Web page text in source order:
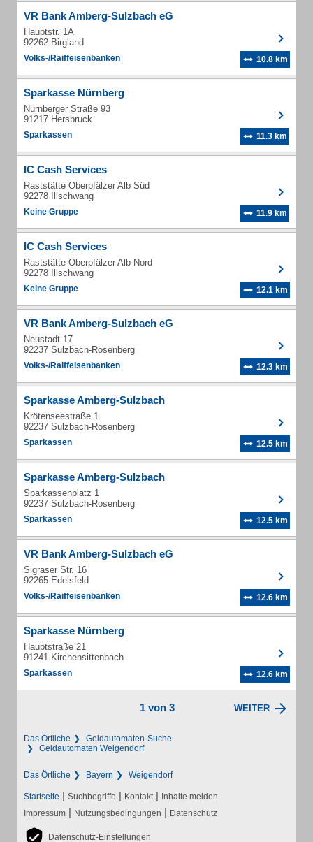
VR Bank Amberg-Sulzbach eG
Hauptstr. 1A
92262 Birgland
Volks-/Raiffeisenbanken 10.8 km
Sparkasse Nürnberg
Nürnberger Straße 93
91217 Hersbruck
Sparkassen 11.3 km
IC Cash Services
Raststätte Oberpfälzer Alb Süd
92278 Illschwang
Keine Gruppe 11.9 km
IC Cash Services
Raststätte Oberpfälzer Alb Nord
92278 Illschwang
Keine Gruppe 12.1 km
VR Bank Amberg-Sulzbach eG
Neustadt 17
92237 Sulzbach-Rosenberg
Volks-/Raiffeisenbanken 12.3 km
Sparkasse Amberg-Sulzbach
Krötenseestraße 1
92237 Sulzbach-Rosenberg
Sparkassen 12.5 km
Sparkasse Amberg-Sulzbach
Sparkassenplatz 1
92237 Sulzbach-Rosenberg
Sparkassen 12.5 km
VR Bank Amberg-Sulzbach eG
Sigraser Str. 16
92265 Edelsfeld
Volks-/Raiffeisenbanken 12.6 km
Sparkasse Nürnberg
Hauptstraße 21
91241 Kirchensittenbach
Sparkassen 12.6 km
1 von 3 WEITER
Das Örtliche
Geldautomaten-Suche
Geldautomaten Weigendorf
Das Örtliche Bayern Weigendorf
Startseite | Suchbegriffe | Kontakt | Inhalte melden
Impressum | Nutzungsbedingungen | Datenschutz
Datenschutz-Einstellungen